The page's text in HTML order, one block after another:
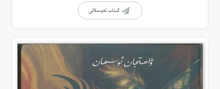
كىتاب تەپسىلاتى